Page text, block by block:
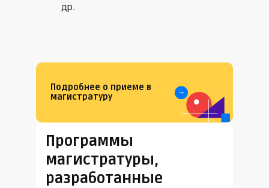
др.
Подробнее о приеме в
магистратуру
Программы
магистратуры,
разработанные